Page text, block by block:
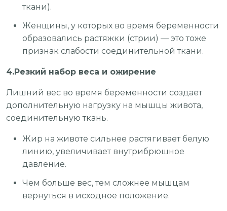
ткани).
Женщины, у которых во время беременности
образовались растяжки (стрии) — это тоже
признак слабости соединительной ткани.
4.Резкий набор веса и ожирение
Лишний вес во время беременности создает
дополнительную нагрузку на мышцы живота,
соединительную ткань.
Жир на животе сильнее растягивает белую
линию, увеличивает внутрибрюшное
давление.
Чем больше вес, тем сложнее мышцам
вернуться в исходное положение.